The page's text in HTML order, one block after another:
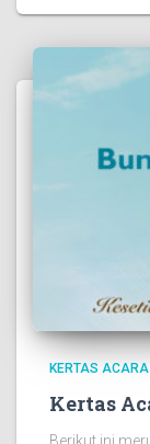
KERTAS ACARA
Kertas
Berikut ini